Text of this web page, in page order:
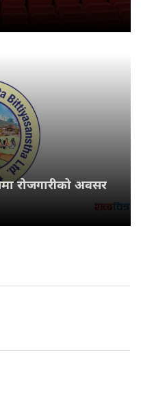
रोजगारीको अवसर